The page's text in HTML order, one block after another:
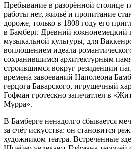
Пребывание в разорённой столице
работы нет, жильё и пропитание
дороже, только в 1808 году его
в Бамберг. Древний южнонемецкий
музыкальной культуры, для
воплощением идеала
сохранившимся архитектурным
строившимся вокруг резиденции
времена завоеваний Наполеона
герцога Баварского, игрушечный
Гофман гротескно запечатлел в
Мурра».
В Бамберге ненадолго сбывается
за счёт искусства: он становится
художником театра. Встреченные